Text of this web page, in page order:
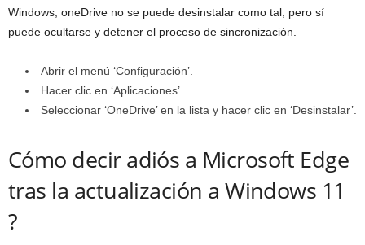
Windows, oneDrive no se puede desinstalar como tal, pero sí
puede ocultarse y detener el proceso de sincronización.
Abrir el menú ‘Configuración’.
Hacer clic en ‘Aplicaciones’.
Seleccionar ‘OneDrive’ en la lista y hacer clic en ‘Desinstalar’.
Cómo decir adiós a Microsoft Edge
tras la actualización a Windows 11
?